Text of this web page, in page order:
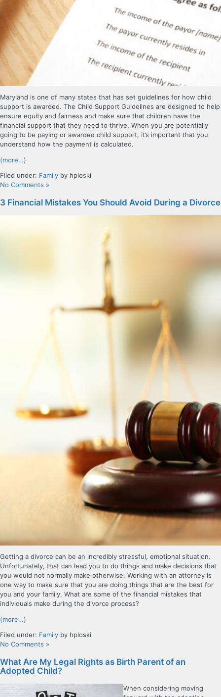
Maryland is one of many states that has set guidelines for how child
support is awarded. The Child Support Guidelines are designed to help
ensure equity and fairness and make sure that children have the
financial support that they need to thrive. When you are potentially
going to be paying or awarded child support, it’s important that you
understand how the payment is calculated.
(more…)
Filed under: Family by hploski
No Comments »
3 Financial Mistakes You Should Avoid During a Divorce
Getting a divorce can be an incredibly stressful, emotional situation.
Unfortunately, that can lead you to do things and make decisions that
you would not normally make otherwise. Working with an attorney is
one way to make sure that you are doing things that are the best for
you and your family. What are some of the financial mistakes that
individuals make during the divorce process?
(more…)
Filed under: Family by hploski
No Comments »
What Are My Legal Rights as Birth Parent of an
Adopted Child?
When considering moving